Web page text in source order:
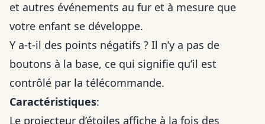
et autres événements au fur et à mesure que
votre enfant se développe.
Y a-t-il des points négatifs ? Il n’y a pas de
boutons à la base, ce qui signifie qu’il est
contrôlé par la télécommande.
Caractéristiques:
Le projecteur d’étoiles affiche à la fois des